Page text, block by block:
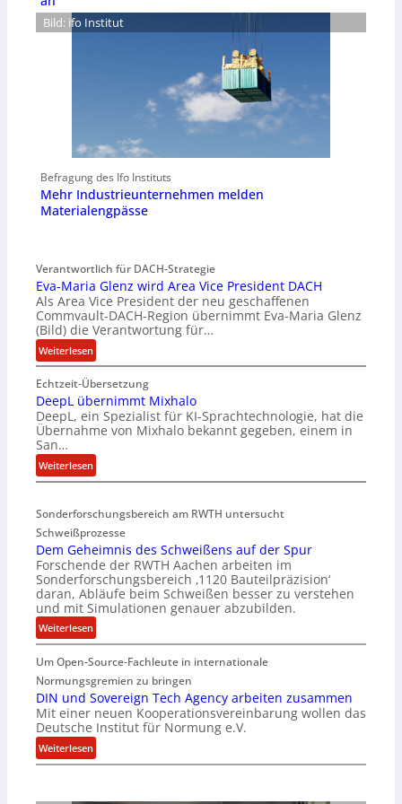
Bild: ifo Institut
Befragung des Ifo Instituts
Mehr Industrieunternehmen melden
Materialengpässe
Verantwortlich für DACH-Strategie
Eva-Maria Glenz wird Area Vice President DACH
Als Area Vice President der neu geschaffenen
Commvault-DACH-Region übernimmt Eva-Maria Glenz
(Bild) die Verantwortung für…
Weiterlesen:
E
v
a
-
M
a
r
i
G
l
e
n
z
w
i
r
d
r
e
a
V
i
Echtzeit-Übersetzung
DeepL übernimmt Mixhalo
DeepL, ein Spezialist für KI-Sprachtechnologie, hat die
Übernahme von Mixhalo bekannt gegeben, einem in
San…
Weiterlesen:
D
e
p
L
ü
b
e
r
n
m
m
t
M
i
x
Sonderforschungsbereich am RWTH untersucht
Schweißprozesse
Dem Geheimnis des Schweißens auf der Spur
Forschende der RWTH Aachen arbeiten im
Sonderforschungsbereich ‚1120 Bauteilpräzision‘
daran, Abläufe beim Schweißen besser zu verstehen
und mit Simulationen genauer abzubilden.
Weiterlesen:
D
e
m
G
e
h
e
i
Um Open-Source-Fachleute in internationale
Normungsgremien zu bringen
DIN und Sovereign Tech Agency arbeiten zusammen
Mit einer neuen Kooperationsvereinbarung wollen das
Deutsche Institut für Normung e.V.
Weiterlesen:
D